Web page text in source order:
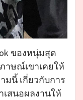
ของหนุ่มสุด
าษณ์เขาเคยให้
นี้ เกี่ยวกับการ
สนอผลงานให้